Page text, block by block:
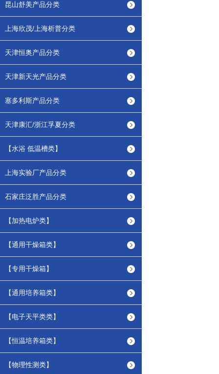
昆山舒美产品分类
上海欣茂/上海析普分类
天津恒奥产品分类
天津新天光产品分类
塞多利斯产品分类
天津康汇/浙江孚夏分类
【水浴 低温槽类】
上海实验厂产品分类
石家庄泛胜产品分类
【加热电炉类】
【通用干燥箱类】
【专用干燥箱】
【通用培养箱类】
【电子天平类类】
【恒温培养箱类】
【物理性测类】